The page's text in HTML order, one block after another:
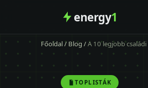
energy1
Főoldal/ Blog /A 10 legjobb
TOPLISTÁK